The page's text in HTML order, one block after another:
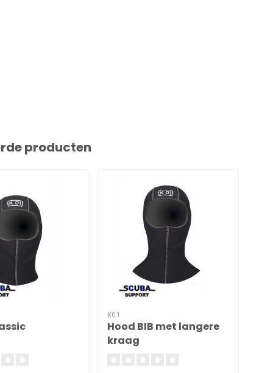
producten
K01
Hood BIB met langere
kraag